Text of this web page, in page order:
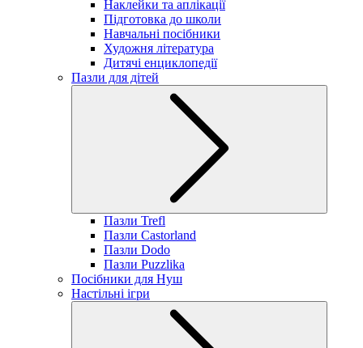
Наклейки та аплікації
Підготовка до школи
Навчальні посібники
Художня література
Дитячі енциклопедії
Пазли для дітей
Пазли Trefl
Пазли Castorland
Пазли Dodo
Пазли Puzzlika
Посібники для Нуш
Настільні ігри